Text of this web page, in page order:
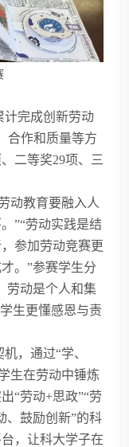
计完成创新劳动
合作和质量等方
二等奖29项、三
动教育要融入人
”“劳动实践是结
参加劳动竞赛更
。”参赛学生分
劳动是个人和集
生更懂感恩与责
，通过“学、
生在劳动中锤炼
“劳动+思政”“劳
、鼓励创新”的科
，让科大学子在